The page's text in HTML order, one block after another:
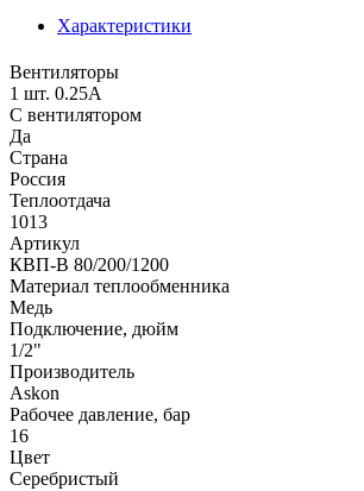
Характеристики
Вентиляторы
1 шт. 0.25А
С вентилятором
Да
Страна
Россия
Теплоотдача
1013
Артикул
КВП-В 80/200/1200
Материал теплообменника
Медь
Подключение, дюйм
1/2"
Производитель
Аskon
Рабочее давление, бар
16
Цвет
Серебристый